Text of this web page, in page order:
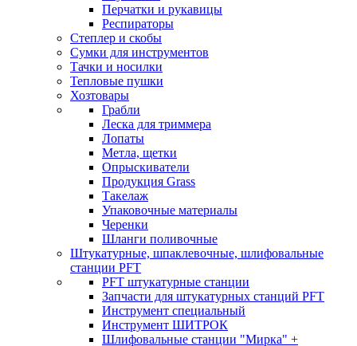
Перчатки и рукавицы
Респираторы
Степлер и скобы
Сумки для инструментов
Тачки и носилки
Тепловые пушки
Хозтовары
Грабли
Леска для триммера
Лопаты
Метла, щетки
Опрыскиватели
Продукция Grass
Такелаж
Упаковочные материалы
Черенки
Шланги поливочные
Штукатурные, шпаклевочные, шлифовальные
станции PFT
PFT штукатурные станции
Запчасти для штукатурных станций PFT
Инструмент специальный
Инструмент ШИТРОК
Шлифовальные станции "Мирка" +